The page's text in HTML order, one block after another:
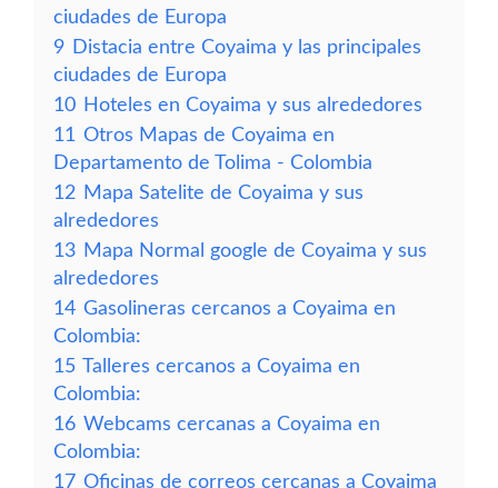
ciudades de Europa
9 Distacia entre Coyaima y las principales
ciudades de Europa
10 Hoteles en Coyaima y sus alrededores
11 Otros Mapas de Coyaima en
Departamento de Tolima - Colombia
12 Mapa Satelite de Coyaima y sus
alrededores
13 Mapa Normal google de Coyaima y sus
alrededores
14 Gasolineras cercanos a Coyaima en
Colombia:
15 Talleres cercanos a Coyaima en
Colombia:
16 Webcams cercanas a Coyaima en
Colombia:
17 Oficinas de correos cercanas a Coyaima